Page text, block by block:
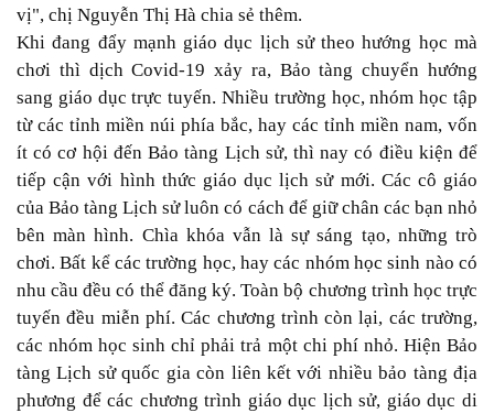
vị", chị Nguyễn Thị Hà chia sẻ thêm.
Khi đang đẩy mạnh giáo dục lịch sử theo hướng học mà
chơi thì dịch Covid-19 xảy ra, Bảo tàng chuyển hướng
sang giáo dục trực tuyến. Nhiều trường học, nhóm học tập
từ các tỉnh miền núi phía bắc, hay các tỉnh miền nam, vốn
ít có cơ hội đến Bảo tàng Lịch sử, thì nay có điều kiện để
tiếp cận với hình thức giáo dục lịch sử mới. Các cô giáo
của Bảo tàng Lịch sử luôn có cách để giữ chân các bạn nhỏ
bên màn hình. Chìa khóa vẫn là sự sáng tạo, những trò
chơi. Bất kể các trường học, hay các nhóm học sinh nào có
nhu cầu đều có thể đăng ký. Toàn bộ chương trình học trực
tuyến đều miễn phí. Các chương trình còn lại, các trường,
các nhóm học sinh chỉ phải trả một chi phí nhỏ. Hiện Bảo
tàng Lịch sử quốc gia còn liên kết với nhiều bảo tàng địa
phương để các chương trình giáo dục lịch sử, giáo dục di